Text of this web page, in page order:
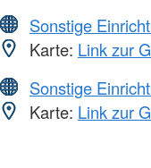
Sonstige
Karte: Link zur
Sonstige
Karte: Link zur